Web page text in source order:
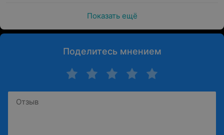
Показать ещё
Поделитесь мнением